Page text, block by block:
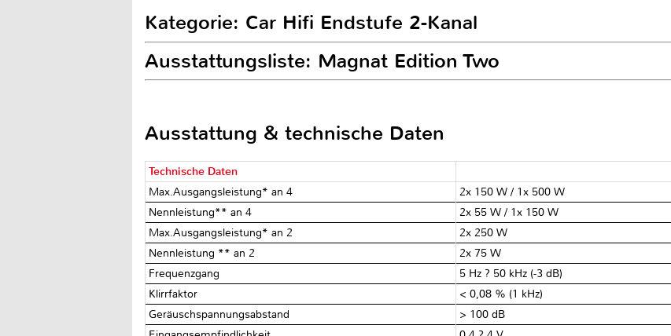
Kategorie: Car Hifi Endstufe 2-Kanal
Ausstattungsliste: Magnat Edition Two
Ausstattung & technische Daten
Technische Daten
Max.Ausgangsleistung* an 4Ω
2x 150 W / 1x 500 W
Nennleistung** an 4 Ω
2x 55 W / 1x 150 W
Max.Ausgangsleistung* an 2Ω
2x 250 W
Nennleistung ** an 2 Ω
2x 75 W
Frequenzgang
5 Hz ? 50 kHz (-3 dB)
Klirrfaktor
< 0,08 % (1 kHz)
Geräuschspannungsabstand
> 100 dB